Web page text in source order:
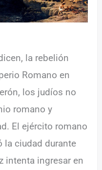
la rebelión
Romano en
los judíos no
romano y
El ejército romano
la ciudad durante
intenta ingresar en